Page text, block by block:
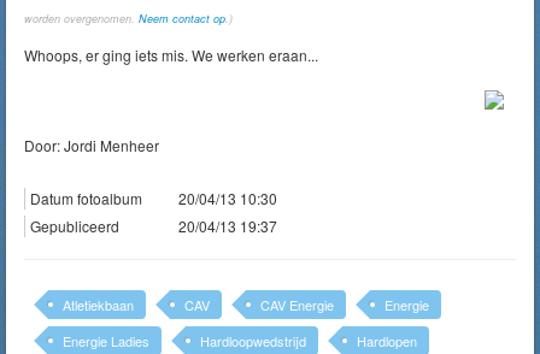
worden overgenomen. Neem contact op.)
Whoops, er ging iets mis. We werken eraan...
Door: Jordi Menheer
Datum fotoalbum
20/04/13 10:30
Gepubliceerd
20/04/13 19:37
Atletiekbaan CAV CAV Energie
Energie
Energie Ladies
Hardloopwedstrijd
Hardlopen